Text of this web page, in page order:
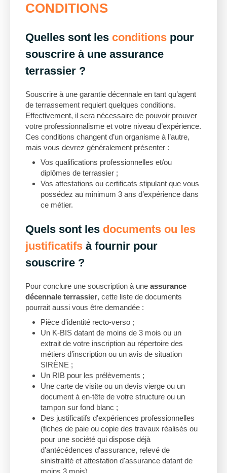
CONDITIONS
Quelles sont les conditions pour
souscrire à une assurance
terrassier ?
Souscrire à une garantie décennale en tant qu’agent
de terrassement requiert quelques conditions.
Effectivement, il sera nécessaire de pouvoir prouver
votre professionnalisme et votre niveau d’expérience.
Ces conditions changent d’un organisme à l’autre,
mais vous devrez généralement présenter :
Vos qualifications professionnelles et/ou
diplômes de terrassier ;
Vos attestations ou certificats stipulant que vous
possédez au minimum 3 ans d’expérience dans
ce métier.
Quels sont les documents ou les
justificatifs à fournir pour
souscrire ?
Pour conclure une souscription à une assurance
décennale terrassier, cette liste de documents
pourrait aussi vous être demandée :
Pièce d'identité recto-verso ;
Un K-BIS datant de moins de 3 mois ou un
extrait de votre inscription au répertoire des
métiers d’inscription ou un avis de situation
SIRÈNE ;
Un RIB pour les prélèvements ;
Une carte de visite ou un devis vierge ou un
document à en-tête de votre structure ou un
tampon sur fond blanc ;
Des justificatifs d'expériences professionnelles
(fiches de paie ou copie des travaux réalisés ou
pour une société qui dispose déjà
d’antécédences d'assurance, relevé de
sinistralité et attestation d'assurance datant de